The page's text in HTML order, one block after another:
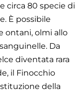
circa 80 specie di
È possibile
ontani, olmi allo
Da
diventata rara
il Finocchio
della